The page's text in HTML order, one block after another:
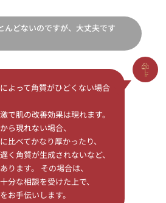
んどないのですが、大丈夫です
よって角質がひどくない場合
で肌の改善効果は現れます。
ら現れない場合、
比べてかなり厚かったり、
く角質が生成されないなど、
ります。 その場合は、
分な相談を受けた上で、
お手伝いします。